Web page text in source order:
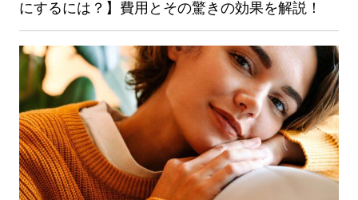
にするには？】費用とその驚きの効果を解説！